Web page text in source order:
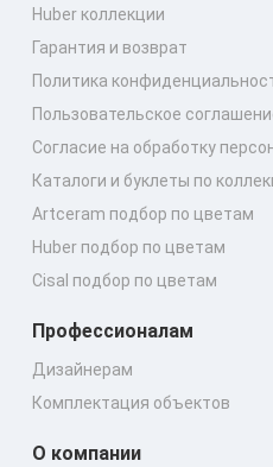
Huber коллекции
Гарантия и возврат
Политика
Пользовательское
Согласие на обработку
Каталоги и буклеты по
Artceram подбор по цветам
Huber подбор по цветам
Cisal подбор по цветам
Профессионалам
Дизайнерам
Комплектация объектов
О компании